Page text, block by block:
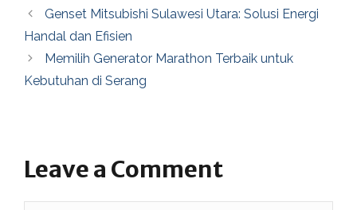
Genset Mitsubishi Sulawesi Utara: Solusi Energi
Handal dan Efisien
Memilih Generator Marathon Terbaik untuk
Kebutuhan di Serang
Leave a Comment